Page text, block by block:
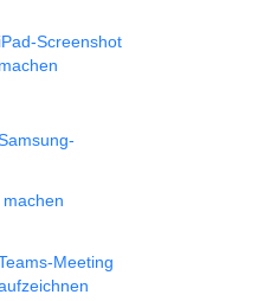
iPad-Screenshot
machen
Meeting